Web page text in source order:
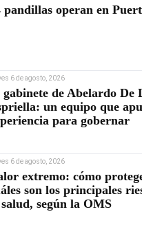
pandillas operan en
6 de agosto, 2026
de Abelardo De
un equipo que
para gobernar
6 de agosto, 2026
extremo: cómo
son los principales
según la OMS